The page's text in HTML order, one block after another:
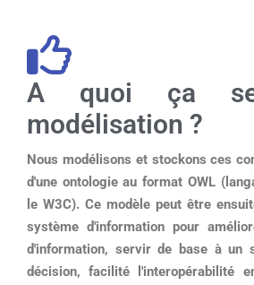
A quoi ça
modélisation ?
Nous modélisons et stockons ces
d'une ontologie au format OWL
le W3C). Ce modèle peut être
système d'information pour
d'information, servir de base à un
décision, facilité l'interopérabilité